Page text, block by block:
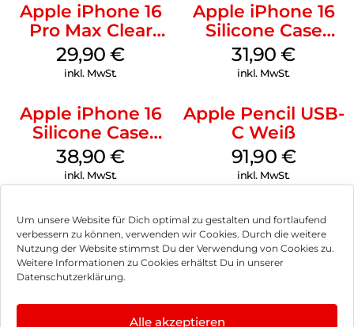
Um unsere Website für Dich optimal zu gestalten und fortlaufend
verbessern zu können, verwenden wir Cookies. Durch die weitere
Nutzung der Website stimmst Du der Verwendung von Cookies zu.
Weitere Informationen zu Cookies erhältst Du in unserer
Datenschutzerklärung.
Alle akzeptieren
Apple iPhone 16
Pro Max Clear
Case MagSafe
Transparent
29,90€
inkl. MwSt.
Apple iPhone 16
Silicone Case
MagSafe Fuchsia
31,90€
inkl. MwSt.
Apple iPhone 16
Silicone Case
MagSafe
Ultramarine
38,90€
inkl. MwSt.
Apple Pencil USB-
C Weiß
91,90 €
inkl. MwSt.
Impressum